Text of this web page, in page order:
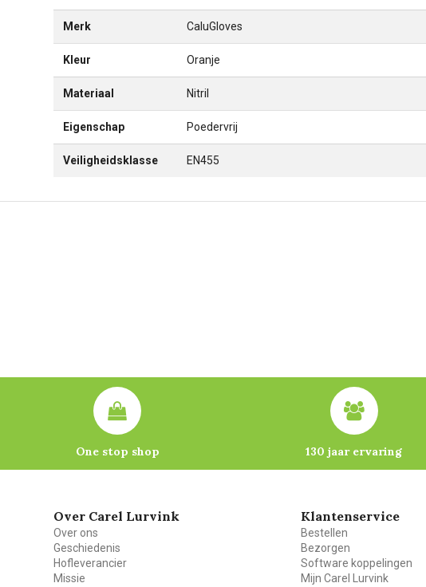
Merk CaluGloves
Kleur Oranje
Materiaal Nitril
Eigenschap Poedervrij
Veiligheidsklasse EN455
One stop shop 130 jaar ervaring
Over Carel Lurvink
Over ons
Geschiedenis
Hofleverancier
Missie
Klantenservice
Bestellen
Bezorgen
Software koppelingen
Mijn Carel Lurvink